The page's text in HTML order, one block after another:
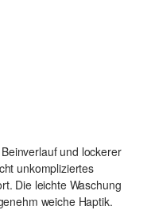
und lockerer
unkompliziertes
Die leichte Waschung
weiche Haptik.